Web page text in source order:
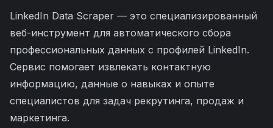
LinkedIn Data Scraper — это специализированный
веб-инструмент для автоматического сбора
профессиональных данных с профилей LinkedIn.
Сервис помогает извлекать контактную
информацию, данные о навыках и опыте
специалистов для задач рекрутинга, продаж и
маркетинга.